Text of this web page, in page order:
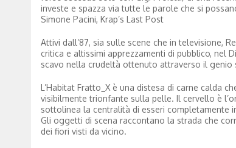
investe e spazza via tutte le parole che si
Simone Pacini, Krap’s Last Post
Attivi dall’87, sia sulle scene che in televisione,
critica e altissimi apprezzamenti di pubblico, nel
scavo nella crudeltà ottenuto attraverso il genio
L’Habitat Fratto_X è una distesa di carne calda
visibilmente trionfante sulla pelle. Il cervello è
sottolinea la centralità di esseri completamente
Gli oggetti di scena raccontano la strada che
dei fiori visti da vicino.